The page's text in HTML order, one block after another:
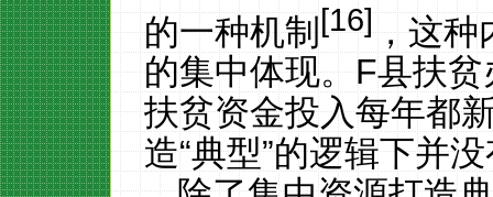
的一种机制[16]，这种
的集中体现。F县扶贫
扶贫资金投入每年都
造“典型”的逻辑下并